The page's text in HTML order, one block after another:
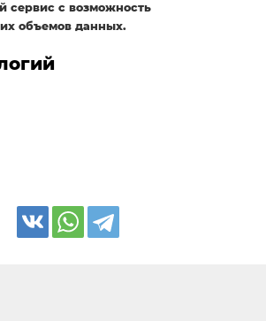
сервис с возможность
объемов данных.